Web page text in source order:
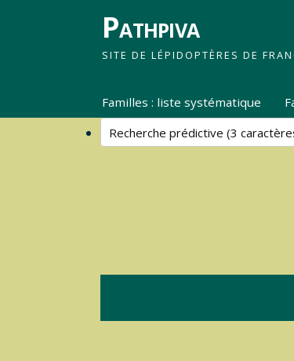
Pathpiva
SITE DE LÉPIDOPTÈRES DE
Familles : liste systématique